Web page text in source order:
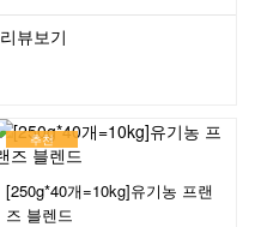
리뷰보기
추천
[250g*40개=10kg]유기농 프랜
즈 블렌드